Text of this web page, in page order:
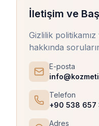
İletişim ve
Gizlilik politikamız
hakkında
E-posta
Telefon
+90 538 657
Adres